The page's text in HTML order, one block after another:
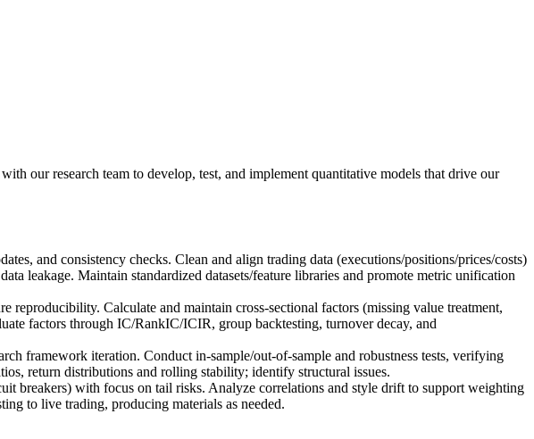
our research team to develop, test, and implement quantitative models that drive our
and consistency checks. Clean and align trading data (executions/positions/prices/costs)
leakage. Maintain standardized datasets/feature libraries and promote metric unification
Calculate and maintain cross-sectional factors (missing value treatment,
factors through IC/RankIC/ICIR, group backtesting, turnover decay, and
framework iteration. Conduct in-sample/out-of-sample and robustness tests, verifying
return distributions and rolling stability; identify structural issues.
breakers) with focus on tail risks. Analyze correlations and style drift to support weighting
to live trading, producing materials as needed.